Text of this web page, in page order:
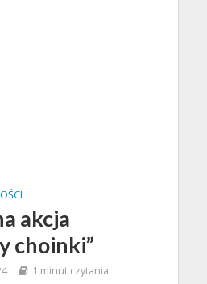
akcja
choinki”
1 minut czytania